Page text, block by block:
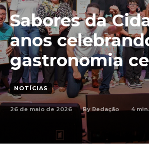
Sabores da
anos
gastronomia
NOTÍCIAS
26 de maio de 2026 By Redação 4